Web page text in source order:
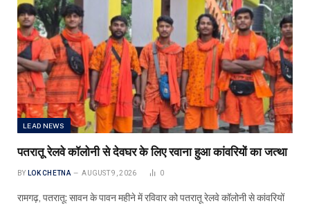
LEAD NEWS
पतरातू रेलवे कॉलोनी से देवघर के लिए रवाना हुआ कांवरियों का जत्था
BY LOK CHETNA AUGUST 9, 2026 0
रामगढ़, पतरातू: सावन के पावन महीने में रविवार को पतरातू रेलवे कॉलोनी से कांवरियों